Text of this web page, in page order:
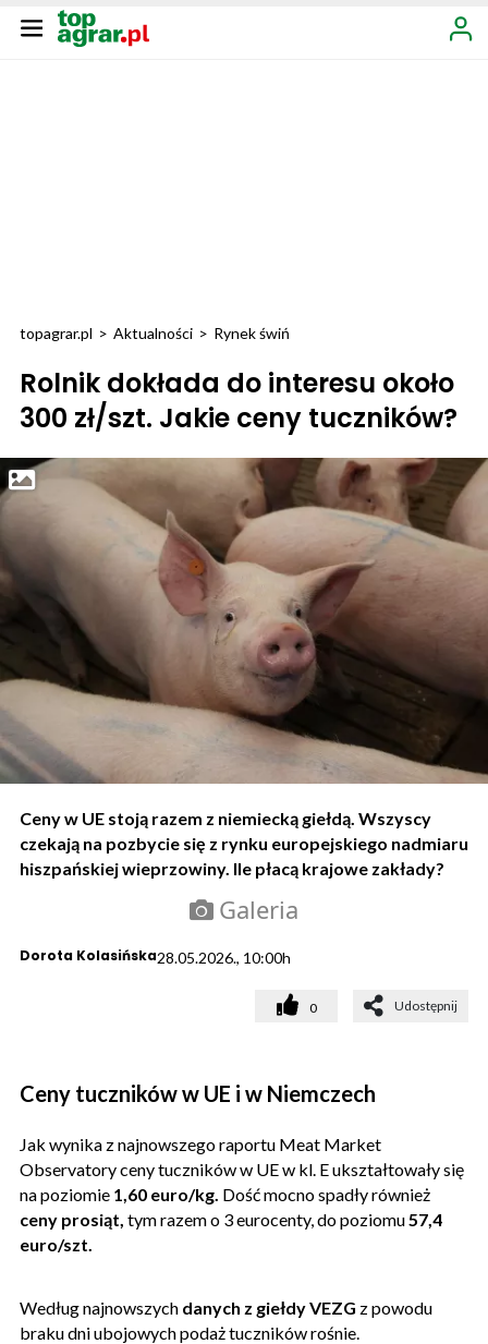
topagrar.pl > Aktualności > Rynek świń
Rolnik dokłada do interesu około
300 zł/szt. Jakie ceny tuczników?
Ceny w UE stoją razem z niemiecką giełdą. Wszyscy
czekają na pozbycie się z rynku europejskiego nadmiaru
hiszpańskiej wieprzowiny. Ile płacą krajowe zakłady?
Galeria
Dorota Kolasińska28.05.2026., 10:00h
0 Udostępnij
Ceny tuczników w UE i w Niemczech
Jak wynika z najnowszego raportu Meat Market
Observatory ceny tuczników w UE w kl. E ukształtowały się
na poziomie 1,60 euro/kg. Dość mocno spadły również
ceny prosiąt, tym razem o 3 eurocenty, do poziomu 57,4
euro/szt.
Według najnowszych danych z giełdy VEZG z powodu
braku dni ubojowych podaż tuczników rośnie.